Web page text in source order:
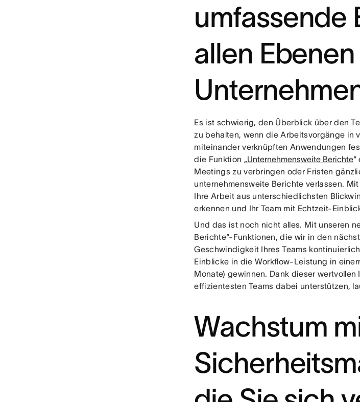
umfassende
allen
Es ist schwierig, den Überblick über den
zu behalten, wenn die Arbeitsvorgänge in
miteinander verknüpften Anwendungen
die Funktion „Unternehmensweite Berichte“
Meetings zu verbringen oder Fristen
unternehmensweite Berichte verlassen.
Ihre Arbeit aus unterschiedlichsten
erkennen und Ihr Team mit Echtzeit-
Und das ist noch nicht alles. Mit unseren
Berichte“-Funktionen, die wir in den
Geschwindigkeit Ihres Teams
Einblicke in die Workflow-Leistung in
Monate) gewinnen. Dank dieser
effizientesten Teams dabei unterstützen,
Wachstum